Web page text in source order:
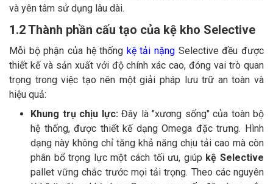
và yên tâm sử dụng lâu dài.
1.2 Thành phần cấu tạo của kệ kho Selective
Mỗi bộ phận của hệ thống kệ tải nặng Selective đều được
thiết kế và sản xuất với độ chính xác cao, đóng vai trò quan
trọng trong việc tạo nên một giải pháp lưu trữ an toàn và
hiệu quả:
Khung trụ chịu lực: Đây là "xương sống" của toàn bộ
hệ thống, được thiết kế dạng Omega đặc trưng. Hình
dạng này không chỉ tăng khả năng chịu tải cao mà còn
phân bổ trọng lực một cách tối ưu, giúp kệ Selective
pallet vững chắc trước mọi tải trọng. Theo các nguyên